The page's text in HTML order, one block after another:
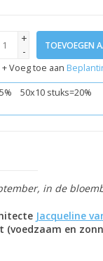
+
-
TOEVOEGEN
+ Voeg toe aan
50x10 stuks=20%
in de
Jacqueline
en